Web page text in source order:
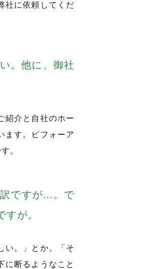
社に依頼してくだ
。他に、御社
紹介と自社のホー
ます。ビフォーア
。
ですが…。で
が。
い。」とか。「そ
に断るようなこと